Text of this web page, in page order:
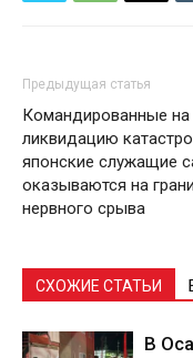
Предыдущая статья
Командированные на
ликвидацию
японские служащие
оказываются на грани
нервного срыва
СХОЖИЕ СТАТЬИ
В